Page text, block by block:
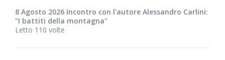
8 Agosto 2026 Incontro con l'autore Alessandro Carlini:
"I battiti della montagna"
Letto 110 volte